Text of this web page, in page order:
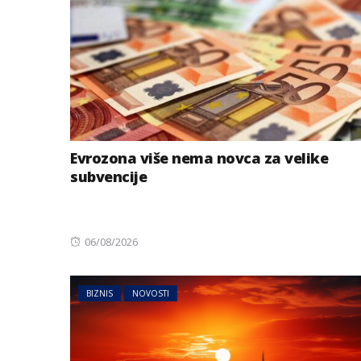
Evrozona više nema novca za velike
subvencije
Posted
06/08/2026
BIZNIS NOVOSTI